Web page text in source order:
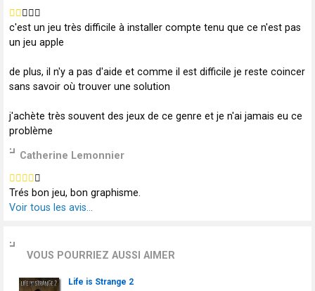
c'est un jeu très difficile à installer compte tenu que ce n'est pas
un jeu apple
de plus, il n'y a pas d'aide et comme il est difficile je reste coincer
sans savoir où trouver une solution
j'achète très souvent des jeux de ce genre et je n'ai jamais eu ce
problème
Catherine Lemonnier
Trés bon jeu, bon graphisme.
Voir tous les avis...
VOUS POURRIEZ AUSSI AIMER
Life is Strange 2